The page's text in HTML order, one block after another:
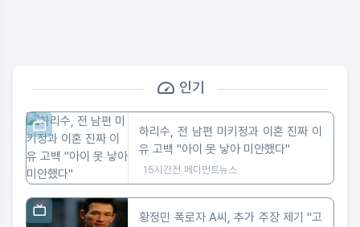
인기
하리수, 전 남편 미키정과 이혼 진짜 이
유 고백 "아이 못 낳아 미안했다"
15시간전 메디먼트뉴스
황정민 폭로자 A씨, 추가 주장 제기 "고